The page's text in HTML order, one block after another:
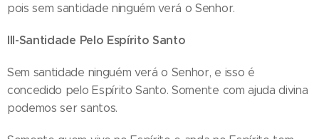
pois sem santidade ninguém verá o Senhor.
III-Santidade Pelo Espírito Santo
Sem santidade ninguém verá o Senhor, e isso é
concedido pelo Espírito Santo. Somente com ajuda divina
podemos ser santos.